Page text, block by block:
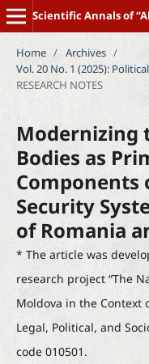
Home / Archives /
Vol. 20 No. 1 (2025):
RESEARCH NOTES
Modernizing
Bodies as
Components
Security
of Romania
* The article was
research project “The
Moldova in the Context
Legal, Political, and
code 010501.